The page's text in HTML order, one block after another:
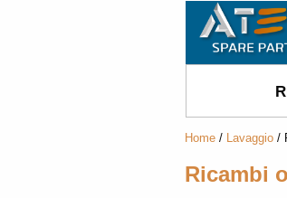
Home / Lavaggio /
Ricambi